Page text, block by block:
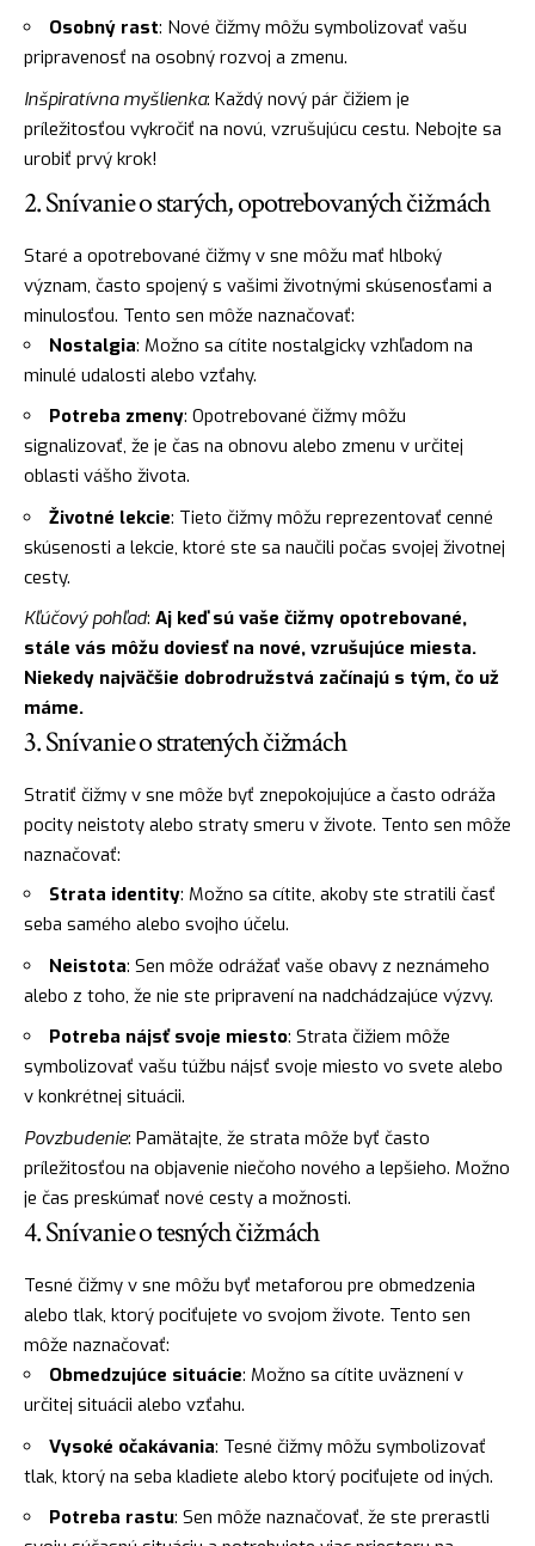
Osobný rast: Nové čižmy môžu symbolizovať vašu
pripravenosť na osobný rozvoj a zmenu.
Inšpiratívna myšlienka: Každý nový pár čižiem je
príležitosťou vykročiť na novú, vzrušujúcu cestu. Nebojte sa
urobiť prvý krok!
2. Snívanie o starých, opotrebovaných čižmách
Staré a opotrebované čižmy v sne môžu mať hlboký
význam, často spojený s vašimi životnými skúsenosťami a
minulosťou. Tento sen môže naznačovať:
Nostalgia: Možno sa cítite nostalgicky vzhľadom na
minulé udalosti alebo vzťahy.
Potreba zmeny: Opotrebované čižmy môžu
signalizovať, že je čas na obnovu alebo zmenu v určitej
oblasti vášho života.
Životné lekcie: Tieto čižmy môžu reprezentovať cenné
skúsenosti a lekcie, ktoré ste sa naučili počas svojej životnej
cesty.
Kľúčový pohľad: Aj keď sú vaše čižmy opotrebované,
stále vás môžu doviesť na nové, vzrušujúce miesta.
Niekedy najväčšie dobrodružstvá začínajú s tým, čo už
máme.
3. Snívanie o stratených čižmách
Stratiť čižmy v sne môže byť znepokojujúce a často odráža
pocity neistoty alebo straty smeru v živote. Tento sen môže
naznačovať:
Strata identity: Možno sa cítite, akoby ste stratili časť
seba samého alebo svojho účelu.
Neistota: Sen môže odrážať vaše obavy z neznámeho
alebo z toho, že nie ste pripravení na nadchádzajúce výzvy.
Potreba nájsť svoje miesto: Strata čižiem môže
symbolizovať vašu túžbu nájsť svoje miesto vo svete alebo
v konkrétnej situácii.
Povzbudenie: Pamätajte, že strata môže byť často
príležitosťou na objavenie niečoho nového a lepšieho. Možno
je čas preskúmať nové cesty a možnosti.
4. Snívanie o tesných čižmách
Tesné čižmy v sne môžu byť metaforou pre obmedzenia
alebo tlak, ktorý pociťujete vo svojom živote. Tento sen
môže naznačovať:
Obmedzujúce situácie: Možno sa cítite uväznení v
určitej situácii alebo vzťahu.
Vysoké očakávania: Tesné čižmy môžu symbolizovať
tlak, ktorý na seba kladiete alebo ktorý pociťujete od iných.
Potreba rastu: Sen môže naznačovať, že ste prerastli